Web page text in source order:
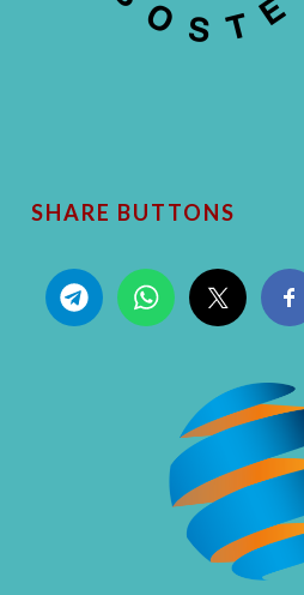
SHARE BUTTONS